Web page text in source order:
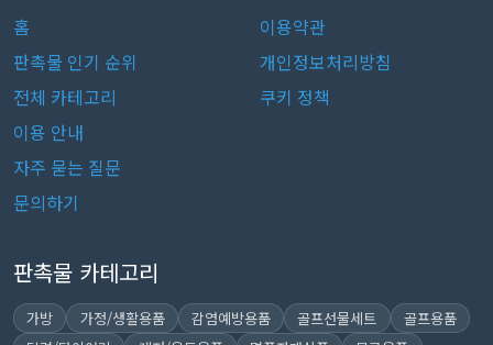
홈
판촉물 인기 순위
전체 카테고리
이용 안내
자주 묻는 질문
문의하기
이용약관
개인정보처리방침
쿠키 정책
판촉물 카테고리
가방 가정/생활용품 감염예방용품 골프선물세트
골프용품